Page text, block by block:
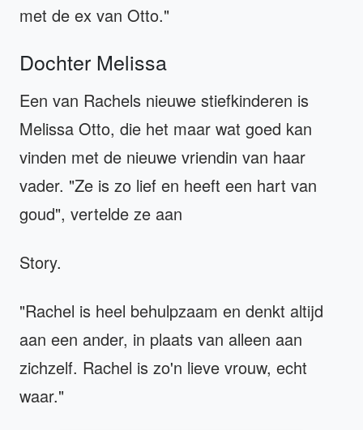
met de ex van Otto."
Dochter Melissa
Een van Rachels nieuwe stiefkinderen is
Melissa Otto, die het maar wat goed kan
vinden met de nieuwe vriendin van haar
vader. "Ze is zo lief en heeft een hart van
goud", vertelde ze aan
Story.
"Rachel is heel behulpzaam en denkt altijd
aan een ander, in plaats van alleen aan
zichzelf. Rachel is zo'n lieve vrouw, echt
waar."